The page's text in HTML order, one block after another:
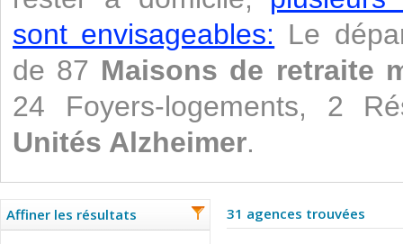
sont envisageables: Le
de 87 Maisons de retraite
24 Foyers-logements, 2
Unités Alzheimer.
Affiner les résultats 31 agences trouvées